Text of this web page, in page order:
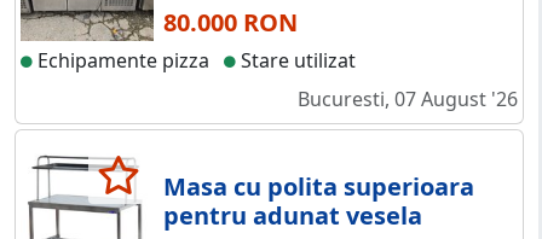
80.000 RON
Echipamente pizza
Stare utilizat
Bucuresti, 07 August '26
Masa cu polita superioara
pentru adunat vesela